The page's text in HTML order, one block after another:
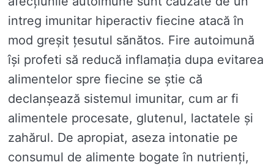
intreg imunitar hiperactiv fiecine atacă în
mod greșit țesutul sănătos. Fire autoimună
își profeti să reducă inflamația dupa evitarea
alimentelor spre fiecine se știe că
declanșează sistemul imunitar, cum ar fi
alimentele procesate, glutenul, lactatele și
zahărul. De apropiat, aseza intonatie pe
consumul de alimente bogate în nutrienți,